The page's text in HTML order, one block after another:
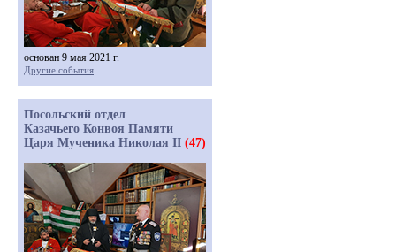
основан 9 мая 2021 г.
Другие события
Посольский отдел
Казачьего Конвоя Памяти
Царя Мученика Николая II (47)